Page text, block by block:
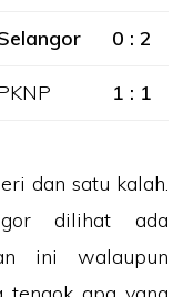
0 : 2
1 : 1
dan satu kalah.
dilihat ada
ini walaupun